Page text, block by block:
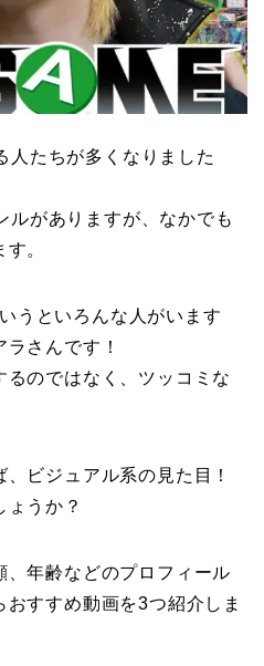
人たちが多くなりました
ルがありますが、なかでも
。
うといろんな人がいます
さんです！
るのではなく、ツッコミな
ビジュアル系の見た目！
うか？
年齢などのプロフィール
すすめ動画を3つ紹介しま